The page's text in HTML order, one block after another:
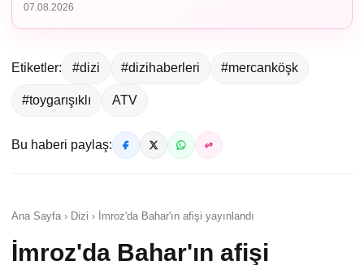
07.08.2026
Etiketler: #dizi #dizihaberleri #mercanköşk
#toygarışıklı ATV
Bu haberi paylaş:
Ana Sayfa › Dizi › İmroz'da Bahar'ın afişi yayınlandı
İmroz'da Bahar'ın afişi